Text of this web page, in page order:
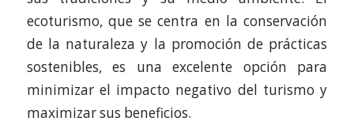
ecoturismo, que se centra en la conservación
de la naturaleza y la promoción de prácticas
sostenibles, es una excelente opción para
minimizar el impacto negativo del turismo y
maximizar sus beneficios.